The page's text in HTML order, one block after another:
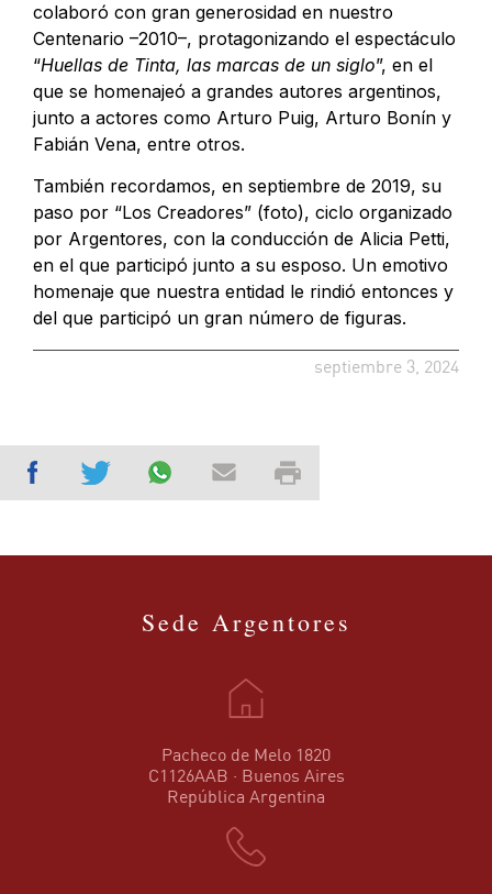
colaboró con gran generosidad en nuestro
Centenario –2010–, protagonizando el espectáculo
“Huellas de Tinta, las marcas de un siglo”, en el
que se homenajeó a grandes autores argentinos,
junto a actores como Arturo Puig, Arturo Bonín y
Fabián Vena, entre otros.
También recordamos, en septiembre de 2019, su
paso por “Los Creadores” (foto), ciclo organizado
por Argentores, con la conducción de Alicia Petti,
en el que participó junto a su esposo. Un emotivo
homenaje que nuestra entidad le rindió entonces y
del que participó un gran número de figuras.
septiembre 3, 2024
Sede Argentores
Pacheco de Melo 1820
C1126AAB · Buenos Aires
República Argentina